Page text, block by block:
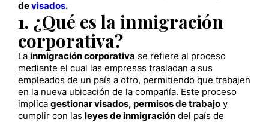
devisados.
1. ¿Qué es la inmigración
corporativa?
La inmigración corporativa se refiere al proceso
mediante el cual las empresas trasladan a sus
empleados de un país a otro, permitiendo que trabajen
en la nueva ubicación de la compañía. Este proceso
implica gestionar visados, permisos de trabajo y
cumplir con las leyes de inmigración del país de